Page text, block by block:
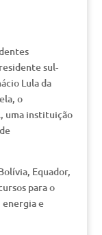
sul-
Lula da
o
uma instituição
Equador,
para o
e